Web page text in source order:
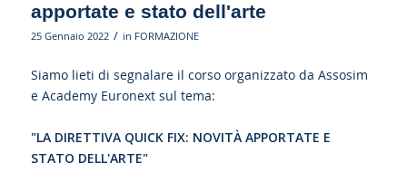
apportate e stato dell'arte
25 Gennaio 2022 / in FORMAZIONE
Siamo lieti di segnalare il corso organizzato da Assosim
e Academy Euronext sul tema:
"LA DIRETTIVA QUICK FIX: NOVITÀ APPORTATE E
STATO DELL'ARTE"